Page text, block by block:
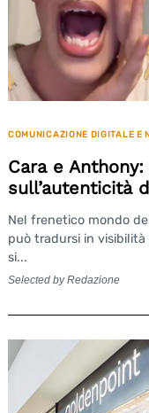
COMUNICAZIONE DIGITALE E
Cara e
sull’autenticità
Nel frenetico mondo
può tradursi in
si...
Selected by Redazione
Search
for: